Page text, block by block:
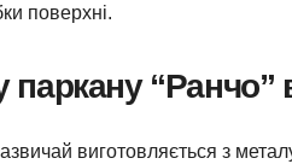
поверхні.
“Ранчо”
виготовляється з